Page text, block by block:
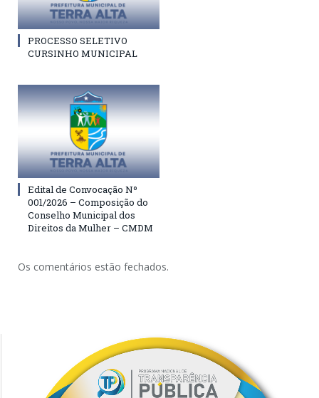
PROCESSO SELETIVO
CURSINHO MUNICIPAL
Edital de Convocação Nº
001/2026 – Composição do
Conselho Municipal dos
Direitos da Mulher – CMDM
Os comentários estão fechados.